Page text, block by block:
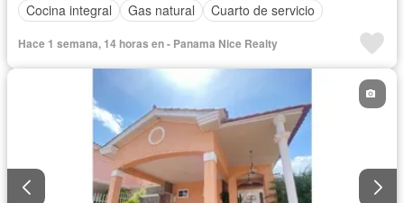
Cocina integral
Gas natural Cuarto de servicio
Hace 1 semana, 14 horas en - Panama Nice Realty